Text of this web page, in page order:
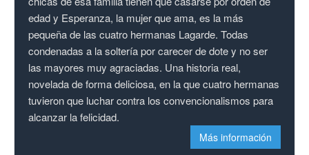
edad y Esperanza, la mujer que ama, es la más
pequeña de las cuatro hermanas Lagarde. Todas
condenadas a la soltería por carecer de dote y no ser
las mayores muy agraciadas. Una historia real,
novelada de forma deliciosa, en la que cuatro hermanas
tuvieron que luchar contra los convencionalismos para
alcanzar la felicidad.
Más información